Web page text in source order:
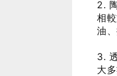
2.
相
油
3.
大